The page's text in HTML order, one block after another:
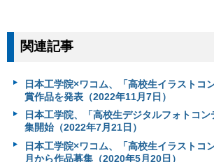
関連記事
日本工学院×ワコム、「高校生イラストコ
賞作品を発表（2022年11月7日）
日本工学院、「高校生デジタルフォトコ
集開始（2022年7月21日）
日本工学院×ワコム、「高校生イラストコ
月から作品募集（2020年5月20日）